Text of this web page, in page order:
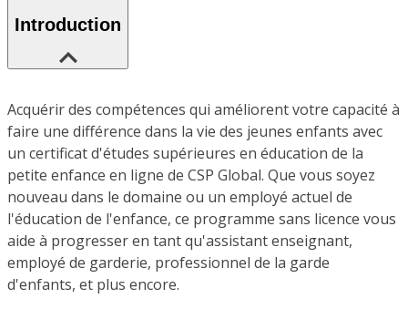
Introduction
Acquérir des compétences qui améliorent votre capacité à
faire une différence dans la vie des jeunes enfants avec
un certificat d'études supérieures en éducation de la
petite enfance en ligne de CSP Global. Que vous soyez
nouveau dans le domaine ou un employé actuel de
l'éducation de l'enfance, ce programme sans licence vous
aide à progresser en tant qu'assistant enseignant,
employé de garderie, professionnel de la garde
d'enfants, et plus encore.